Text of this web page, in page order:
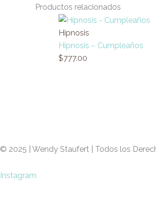
Productos relacionados
Hipnosis
Hipnosis – Cumpleaños
$777.00
© 2025 | Wendy Staufert | Todos los
Instagram